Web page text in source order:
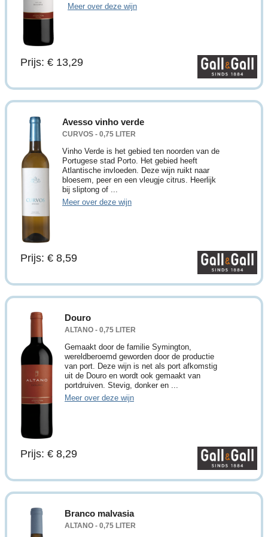
Meer over deze wijn
Prijs: € 13,29
Avesso vinho verde
CURVOS - 0,75 LITER
Vinho Verde is het gebied ten noorden van de
Portugese stad Porto. Het gebied heeft
Atlantische invloeden. Deze wijn ruikt naar
bloesem, peer en een vleugje citrus. Heerlijk
bij sliptong of ...
Meer over deze wijn
Prijs: € 8,59
Douro
ALTANO - 0,75 LITER
Gemaakt door de familie Symington,
wereldberoemd geworden door de productie
van port. Deze wijn is net als port afkomstig
uit de Douro en wordt ook gemaakt van
portdruiven. Stevig, donker en ...
Meer over deze wijn
Prijs: € 8,29
Branco malvasia
ALTANO - 0,75 LITER